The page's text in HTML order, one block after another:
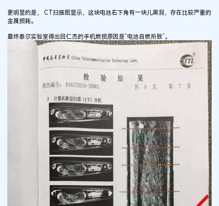
更明显的是， CT扫描图显示，这块电池右下角有一块儿黑洞，存在比较严重的
金属损耗。
最终泰尔实验室得出回仁杰的手机燃损原因是“电池自燃所致”。